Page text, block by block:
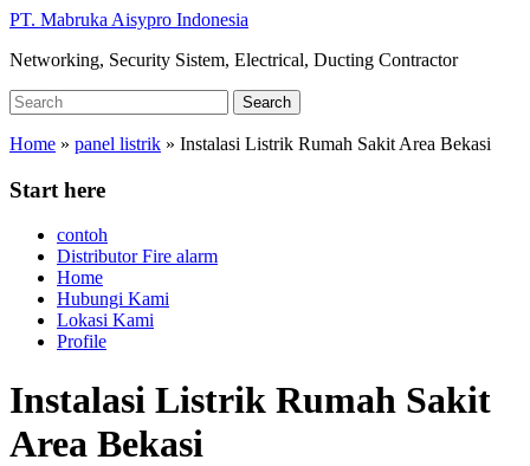
Skip
main
PT. Mabruka Aisypro Indonesia
Networking, Security Sistem, Electrical, Ducting Contractor
Search
for:
Search
Home » panel listrik » Instalasi Listrik Rumah Sakit Area Bekasi
Start here
contoh
Distributor Fire alarm
Home
Hubungi Kami
Lokasi Kami
Profile
Instalasi Listrik Rumah Sakit
Area Bekasi